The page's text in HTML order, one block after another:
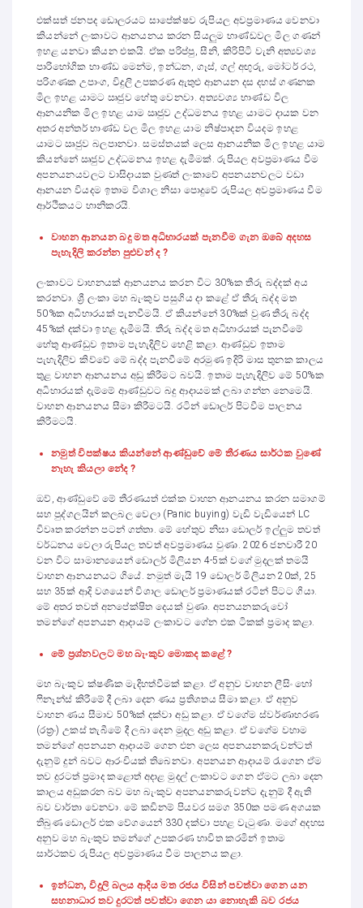
එක්සත් ජනපද ඩොලරයට සාපේක්ෂව රුපියල අවප්‍රමාණය වෙනවා
කියන්නේ ලංකාවට ආනයනය කරන සියලුම භාණ්ඩවල මිල ගණන්
ඉහළ යනවා කියන එකයි. ඒක පරිප්පු, සීනි, කිරිපිටි වැනි අත්‍යවශ්‍ය
පාරිභෝගික භාණ්ඩ මෙන්ම, ඉන්ධන, ගෑස්, ගල් අඟුරු, මෝටර් රථ,
පරිගණක උපාංග, විදුලි උපකරණ ඇතුළු ආනයන දස දහස් ගණනක
මිල ඉහළ යාමට ඍජුව හේතු වෙනවා. අත්‍යවශ්‍ය භාණ්ඩ විල
ආනයනික මිල ඉහළ යාම ඍජුව උද්ධමනය ඉහළ යාමට දායක වන
අතර අන්තර් භාණ්ඩ වල මිල ඉහළ යාම නිෂ්පාදන වියදම ඉහළ
යාමට ඍජුව බලපානවා. සමස්තයක් ලෙස ආනයනික මිල ඉහළ යාම
කියන්නේ ඍජුව උද්ධමනය ඉහළ දැමීමක්. රුපියල අවප්‍රමාණය වීම
අපනයනයවලට වාසිදායක වුණත් ලංකාවේ අපනයනවලට වඩා
ආනයන වියදම ඉතාම විශාල නිසා පොදුවේ රුපියල අවප්‍රමාණය වීම
ආර්ථිකයට හානිකරයි.
වාහන ආනයන බදු මත අධිභාරයක් පැනවීම ගැන ඔබේ අදහස
පැහැදිලි කරන්න පුළුවන් ද ?
ලංකාවට වාහනයක් ආනයනය කරන විට 30%ක තීරු බද්දක් අය
කරනවා. ශ්‍රී ලංකා මහ බැංකුව පසුගිය දා කළේ ඒ තීරු බද්ද මත
50%ක අධිභාරයක් පැනවීමයි. ඒ කියන්නේ 30%ක් වුණ තීරු බද්ද
45%ක් දක්වා ඉහළ දැමීමයි. තීරු බද්ද මත අධිභාරයක් පැනවීමේ
හේතු ආණ්ඩුව ඉතාම පැහැදිලිව හෙළි කළා. ආණ්ඩුව ඉතාම
පැහැදිලිව කිව්වේ මේ බද්ද පැනවීමේ අරමුණ ඉදිරි මාස තුනක කාලය
තුළ වාහන ආනයනය අඩු කිරීමට බවයි. ඉතාම පැහැදිලිව මේ 50%ක
අධිභාරයක් දැම්මේ ආණ්ඩුවට බදු ආදායමක් ලබා ගන්න නෙමෙයි.
වාහන ආනයනය සීමා කිරීමටයි. රටින් ඩොලර් පිටවීම පාලනය
කිරීමටයි.
නමුත් විපක්ෂය කියන්නේ ආණ්ඩුවේ මේ තීරණය සාර්ථක වුණේ
නැහැ කියලා නේද ?
ඔව්, ආණ්ඩුවේ මේ තීරණයත් එක්ක වාහන ආනයනය කරන සමාගම්
සහ පුද්ගලයින් කලබල වෙලා (Panic buying) වැඩි වැඩියෙන් LC
විවෘත කරන්න පටන් ගත්තා. මේ හේතුව නිසා ඩොලර් ඉල්ලුම තවත්
වර්ධනය වෙලා රුපියල තවත් අවප්‍රමාණය වුණා. 2026 ජනවාරී 20
වන විට සාමාන්‍යයෙන් ඩොලර් මිලියන 4-5ක් වගේ මුදලක් තමයි
වාහන ආනයනයට ගියේ. නමුත් මැයි 19 ඩොලර් මිලියන 20ක්, 25
සහ 35ක් ආදි වශයෙන් විශාල ඩොලර් ප්‍රමාණයක් රටින් පිටට ගියා.
මේ අතර තවත් අනපේක්ෂිත දෙයක් වුණා. අපනයනකරුවෝ
තමන්ගේ අපනයන ආදායම් ලංකාවට ගේන එක ටිකක් ප්‍රමාද කළා.
මේ ප්‍රශ්නවලට මහ බැංකුව මොකද කළේ ?
මහ බැංකුව ක්ෂණික මැදිහත්වීමක් කළා. ඒ අනුව වාහන ලීසිං හෝ
ෆිනෑන්ස් කිරීමේ දී ලබා දෙන ණය ප්‍රතිශතය සීමා කළා. ඒ අනුව
වාහන ණය සීමාව 50%ක් දක්වා අඩු කළා. ඒ වගේම ස්වර්ණාභරණ
(රත්‍රං) උකස් තැබීමේ දී ලබා දෙන මුදල අඩු කළා. ඒ වගේම වහාම
තමන්ගේ අපනයන ආදායම් ගෙන එන ලෙස අපනයනකරුවන්ටත්
දැනුම් දුන් බවට ආරංචියක් තිබෙනවා. අපනයන ආදායම් රැගෙන ඒම
තව දුරටත් ප්‍රමාද කළොත් අදාළ මුදල් ලංකාවට ගෙන ඒමට ලබා දෙන
කාලය අඩුකරන බව මහ බැංකුව අපනයනකරුවන්ට දැනුම් දී ඇති
බව වාර්තා වෙනවා. මේ කඩිනම් පියවර සමග 350ක පමණ අගයක
තිබුණ ඩොලර් එක වේගයෙන් 330 දක්වා පහළ වැටුණා. මගේ අදහස
අනුව මහ බැංකුව තමන්ගේ උපකරණ භාවිත කරමින් ඉතාම
සාර්ථකව රුපියල අවප්‍රමාණය වීම පාලනය කළා.
ඉන්ධන, විදුලි බලය ආදිය මත රජය විසින් පවත්වා ගෙන යන
සහනාධාර තව දුරටත් පවත්වා ගෙන යා නොහැකි බව රජය